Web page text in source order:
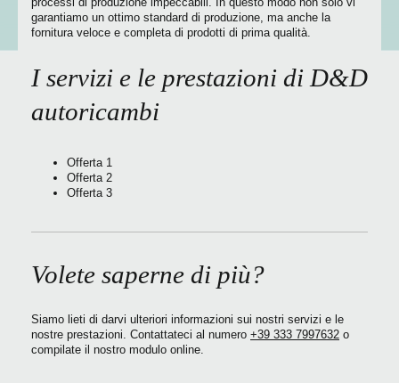
garantiamo un ottimo standard di produzione, ma anche la
fornitura veloce e completa di prodotti di prima qualità.
I servizi e le prestazioni di D&D
autoricambi
Offerta 1
Offerta 2
Offerta 3
Volete saperne di più?
Siamo lieti di darvi ulteriori informazioni sui nostri servizi e le
nostre prestazioni. Contattateci al numero +39 333 7997632 o
compilate il nostro modulo online.